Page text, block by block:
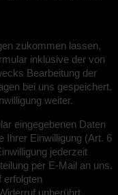
zukommen lassen,
inklusive der von
Bearbeitung der
bei uns gespeichert.
weiter.
eingegebenen Daten
Ihrer Einwilligung (Art. 6
jederzeit
per E-Mail an uns.
erfolgten
unberührt.